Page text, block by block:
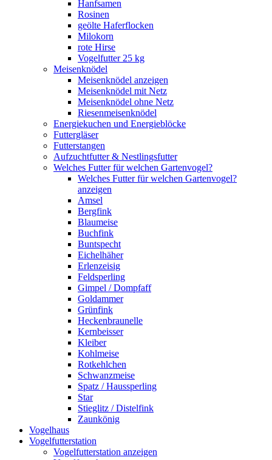
Hanfsamen
Rosinen
geölte Haferflocken
Milokorn
rote Hirse
Vogelfutter 25 kg
Meisenknödel
Meisenknödel anzeigen
Meisenknödel mit Netz
Meisenknödel ohne Netz
Riesenmeisenknödel
Energiekuchen und Energieblöcke
Futtergläser
Futterstangen
Aufzuchtfutter & Nestlingsfutter
Welches Futter für welchen Gartenvogel?
Welches Futter für welchen Gartenvogel?
anzeigen
Amsel
Bergfink
Blaumeise
Buchfink
Buntspecht
Eichelhäher
Erlenzeisig
Feldsperling
Gimpel / Dompfaff
Goldammer
Grünfink
Heckenbraunelle
Kernbeisser
Kleiber
Kohlmeise
Rotkehlchen
Schwanzmeise
Spatz / Haussperling
Star
Stieglitz / Distelfink
Zaunkönig
Vogelhaus
Vogelfutterstation
Vogelfutterstation anzeigen